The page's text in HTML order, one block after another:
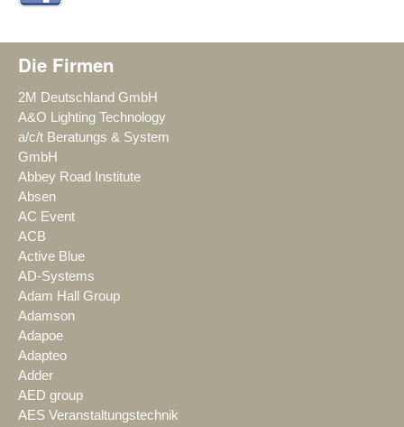
Die Firmen
2M Deutschland GmbH
A&O Lighting Technology
a/c/t Beratungs & System
GmbH
Abbey Road Institute
Absen
AC Event
ACB
Active Blue
AD-Systems
Adam Hall Group
Adamson
Adapoe
Adapteo
Adder
AED group
AES Veranstaltungstechnik